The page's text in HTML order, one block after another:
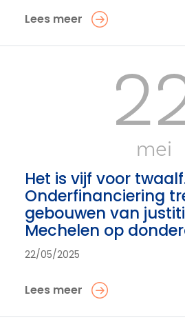
Lees meer
mei
Het is vijf voor
Onderfinanciering
gebouwen van
Mechelen op
22/05/2025
Lees meer